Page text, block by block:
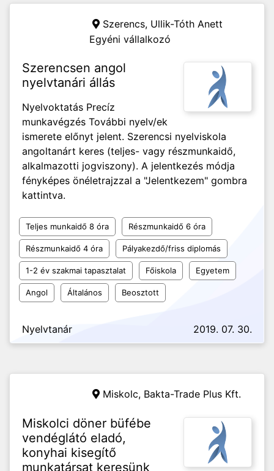
Szerencs, Ullik-Tóth Anett
Egyéni vállalkozó
Szerencsen angol
nyelvtanári állás
Nyelvoktatás Precíz
munkavégzés További nyelv/ek
ismerete előnyt jelent. Szerencsi nyelviskola
angoltanárt keres (teljes- vagy részmunkaidő,
alkalmazotti jogviszony). A jelentkezés módja
fényképes önéletrajzzal a "Jelentkezem" gombra
kattintva.
Teljes munkaidő 8 óra Részmunkaidő 6 óra
Részmunkaidő 4 óra Pályakezdő/friss diplomás
1-2 év szakmai tapasztalat Főiskola Egyetem
Angol Általános Beosztott
Nyelvtanár 2019. 07. 30.
Miskolc, Bakta-Trade Plus Kft.
Miskolci döner büfébe
vendéglátó eladó,
konyhai kisegítő
munkatársat keresünk